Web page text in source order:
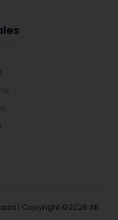
| Copyright ©2026 All